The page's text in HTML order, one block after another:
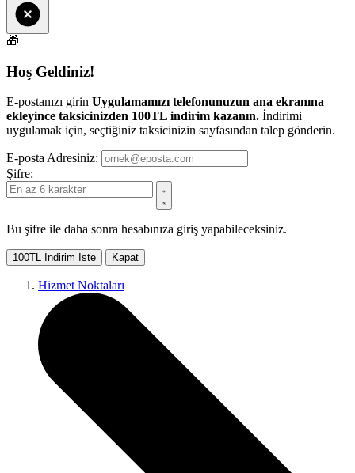
🎁
Hoş Geldiniz!
E-postanızı girin Uygulamamızı telefonunuzun ana ekranına
ekleyince taksicinizden 100TL indirim kazanın. İndirimi
uygulamak için, seçtiğiniz taksicinizin sayfasından talep gönderin.
E-posta Adresiniz:
Şifre:
Bu şifre ile daha sonra hesabınıza giriş yapabileceksiniz.
100TL İndirim İste Kapat
Hizmet Noktaları